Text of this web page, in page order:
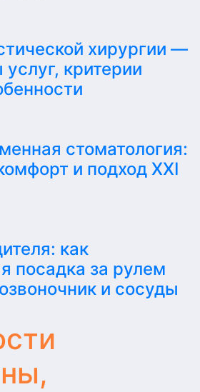
хирургии —
услуг, критерии
стоматология:
и подход XXI
как
посадка за рулем
и сосуды